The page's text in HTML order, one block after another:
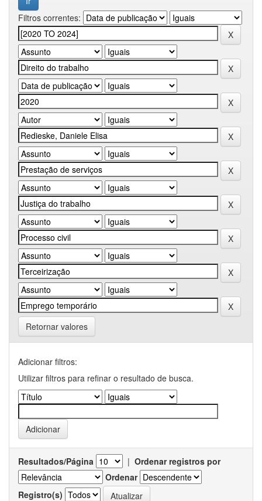
Filtros correntes:
Retornar valores
Adicionar filtros:
Utilizar filtros para refinar o resultado de busca.
Resultados/Página | Ordenar registros por
Ordenar
Registro(s)